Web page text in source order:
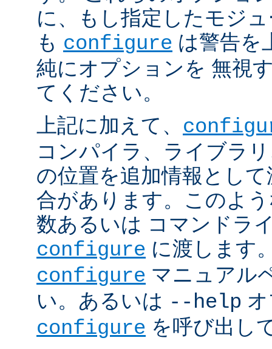
に、もし指定したモジ
も configure は警告を
純にオプションを 無視
てください。
上記に加えて、
コンパイラ、ライブラ
の位置を追加情報とし
合があります。このよ
数あるいは コマンドラ
configure に渡します
configure マニュアル
い。あるいは --help
configure を呼び出し